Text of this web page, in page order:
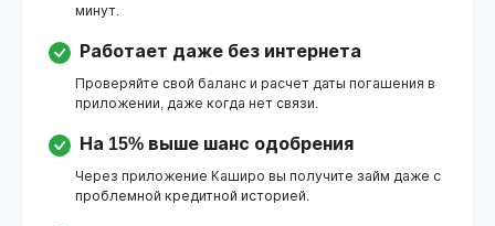
минут.
Работает даже без интернета
Проверяйте свой баланс и расчет даты погашения в
приложении, даже когда нет связи.
На 15% выше шанс одобрения
Через приложение Каширо вы получите займ даже с
проблемной кредитной историей.